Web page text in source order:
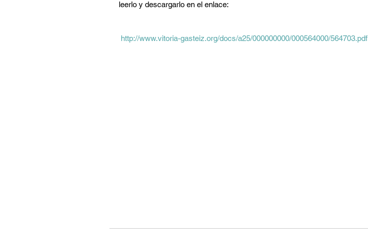
leerlo y descargarlo en el enlace:
http://www.vitoria-gasteiz.org/docs/a25/000000000/000564000/564703.pdf